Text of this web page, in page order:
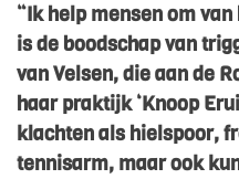
“Ik help mensen om
is de boodschap van
van Velsen, die aan de
haar praktijk ‘Knoop
klachten als hielspoor,
tennisarm, maar ook